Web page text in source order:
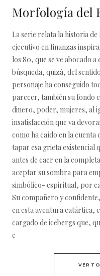
Morfología del
La serie relata la historia
ejecutivo en finanzas
los 80, que se ve abocado
búsqueda, quizá, del
personaje ha conseguido
parecer, también su fondo
dinero, poder, mujeres, al
insatisfacción que va
como ha caído en la
tapar esa grieta existencial
antes de caer en la
aceptar su sombra para
simbólico- espiritual, por
Su compañero y
en esta aventura catártica,
cargado de icebergs que,
e
VER